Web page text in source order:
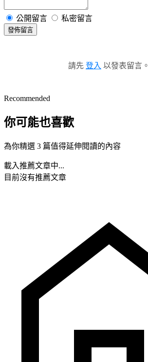
公開留言 私密留言
發佈留言
請先 登入 以發表留言。
Recommended
你可能也喜歡
為你精選 3 篇值得延伸閱讀的內容
載入推薦文章中...
目前沒有推薦文章